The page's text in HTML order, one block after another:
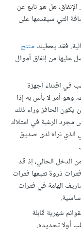
هل هو نابع عن
التي سيقدمها على
فقد يعطيكمنتج
عليها من إنفاق أموال
في اقتناء أجهزة
أمر لا بأس به إذا
يكون الحافز وراء ذلك
الرغبة في امتلاك
الذي نراه لدى صديق
.
الدخل الحالي، إذ قد
ذروة تتبعها فترات
الهامة في فترات
شهرية قابلة
أولا تحديده.